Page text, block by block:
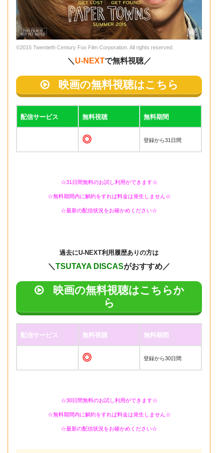
©2015 Twentieth Century Fox Film Corporation. All rights reserved.
＼ U-NEXTで無料視聴／
映画の無料視聴はこちら
配信サービス 無料視聴 無料期間
◎ 登録から31日間
☆31日間無料のお試し利用ができます☆
☆無料期間内に解約をすれば料金は発生しません☆
☆最新の配信状況をお確かめください☆
過去にU-NEXT利用履歴ありの方は
＼TSUTAYA DISCASがおすすめ／
映画の無料視聴はこちらか
ら
配信サービス 無料視聴 無料期間
◎ 登録から30日間
☆30日間無料のお試し利用ができます☆
☆無料期間内に解約をすれば料金は発生しません☆
☆最新の配信状況をお確かめください☆